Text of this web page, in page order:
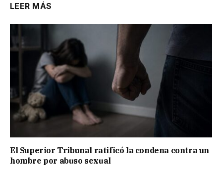
LEER MÁS
El Superior Tribunal ratificó la condena contra un
hombre por abuso sexual